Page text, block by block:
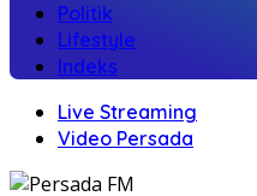
Politik
Lifestyle
Indeks
Live Streaming
Video Persada